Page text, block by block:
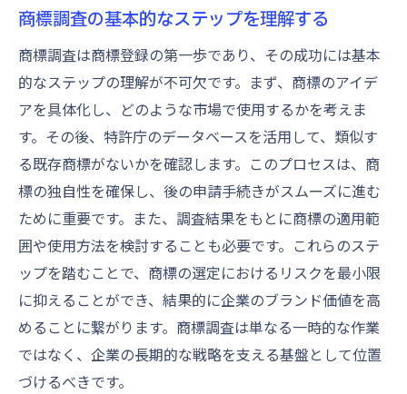
商標調査の基本的なステップを理解する
商標調査は商標登録の第一歩であり、その成功には基本
的なステップの理解が不可欠です。まず、商標のアイデ
アを具体化し、どのような市場で使用するかを考えま
す。その後、特許庁のデータベースを活用して、類似す
る既存商標がないかを確認します。このプロセスは、商
標の独自性を確保し、後の申請手続きがスムーズに進む
ために重要です。また、調査結果をもとに商標の適用範
囲や使用方法を検討することも必要です。これらのステ
ップを踏むことで、商標の選定におけるリスクを最小限
に抑えることができ、結果的に企業のブランド価値を高
めることに繋がります。商標調査は単なる一時的な作業
ではなく、企業の長期的な戦略を支える基盤として位置
づけるべきです。